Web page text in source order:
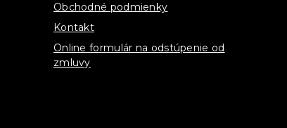
Obchodné podmienky
Kontakt
Online formulár na odstúpenie od
zmluvy